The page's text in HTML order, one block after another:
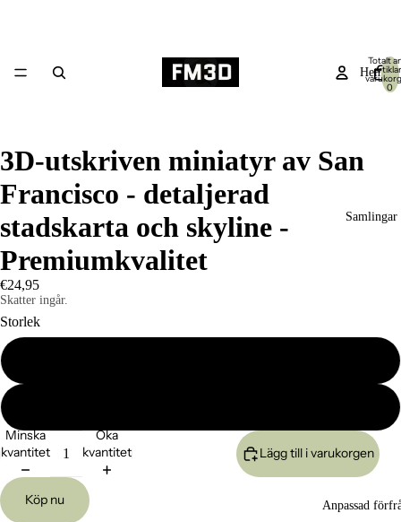
Hem
Samlingar
Anpassad
Totalt
0
3D-utskriven miniatyr av San
Francisco - detaljerad
stadskarta och skyline -
Premiumkvalitet
€24,95
Skatter ingår.
Storlek
Minska
kvantitet
Öka
kvantitet
Lägg till i varukorgen
Köp nu